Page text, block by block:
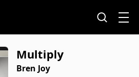
Multiply
Bren Joy